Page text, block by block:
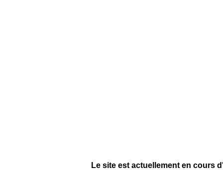
Le site est actuellement en cours